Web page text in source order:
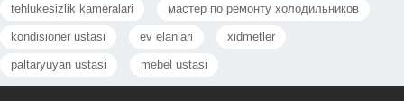
tehlukesizlik kameralari мастер по ремонту холодильников
kondisioner ustasi ev elanlari xidmetler
paltaryuyan ustasi mebel ustasi